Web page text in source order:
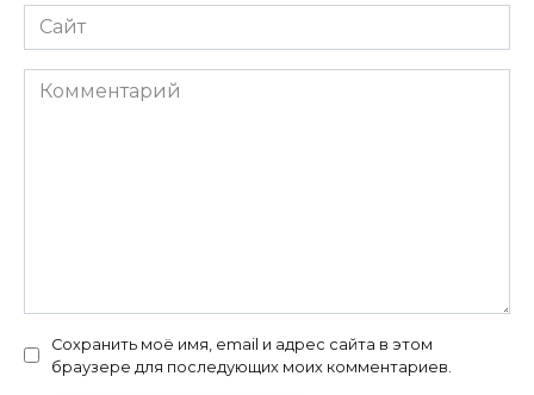
Сайт
Комментарий
Сохранить моё имя, email и адрес сайта в этом
браузере для последующих моих комментариев.